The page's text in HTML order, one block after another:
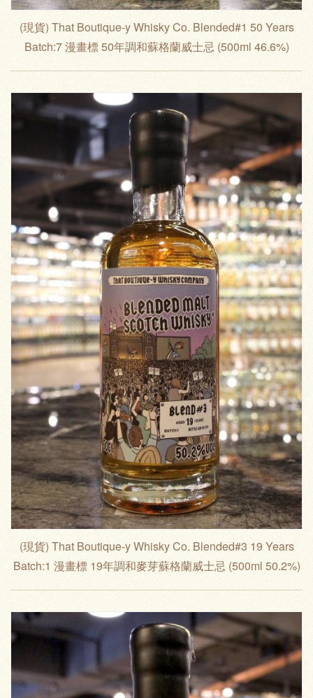
(現貨) That Boutique-y Whisky Co. Blended#1 50 Years
Batch:7 漫畫標 50年調和蘇格蘭威士忌 (500ml 46.6%)
(現貨) That Boutique-y Whisky Co. Blended#3 19 Years
Batch:1 漫畫標 19年調和麥芽蘇格蘭威士忌 (500ml 50.2%)